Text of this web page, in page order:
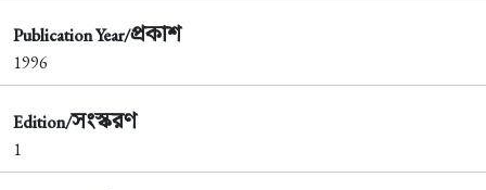
Publication Year/প্রকাশ
1996
Edition/সংস্করণ
1